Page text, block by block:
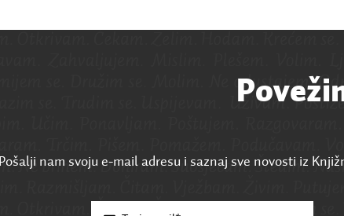
Pošalji nam svoju e-mail adresu i saznaj sve novosti iz